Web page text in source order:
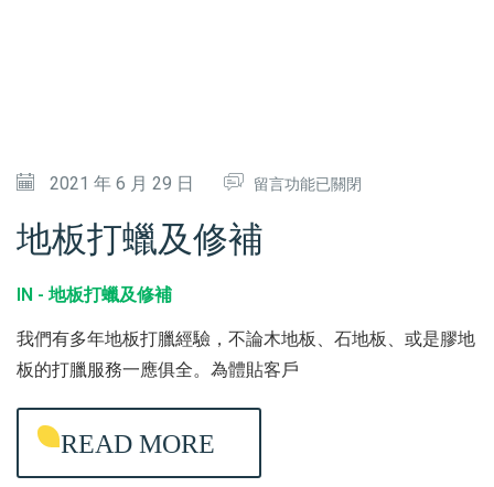
2021 年 6 月 29 日
在
地
蠟
及
修
〉
留言功能已關閉
地板打蠟及修補
IN - 地板打蠟及修補
我們有多年地板打臘經驗，不論木地板、石地板、或是膠地
板的打臘服務一應俱全。為體貼客戶
READ MORE